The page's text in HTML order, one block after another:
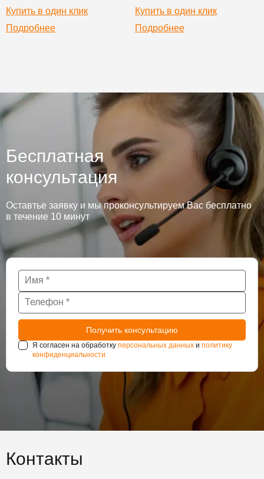
Купить в один клик
Подробнее
Купить в один клик
Подробнее
Бесплатная
консультация
Оставтье заявку и мы проконсультируем Вас бесплатно
в течение 10 минут
Я согласен на обработку персональных данных и политику
конфиденциальности
Контакты